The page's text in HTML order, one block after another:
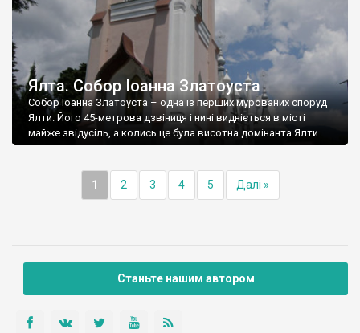
Ялта. Собор Іоанна Златоуста
Собор Іоанна Златоуста – одна із перших мурованих споруд
Ялти. Його 45-метрова дзвіниця і нині видніється в місті
майже звідусіль, а колись це була висотна домінанта Ялти.
1 2 3 4 5 Далі »
Станьте нашим автором